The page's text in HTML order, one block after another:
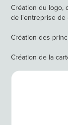
Création du logo,
de l'entreprise de
Création des
Création de la